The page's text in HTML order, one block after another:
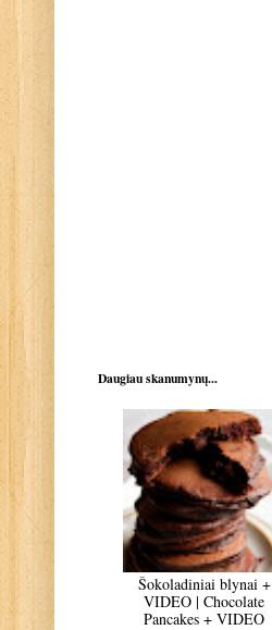
Daugiau skanumynų...
Šokoladiniai blynai +
VIDEO | Chocolate
Pancakes + VIDEO